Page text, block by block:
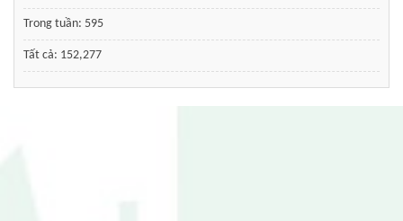
Trong tuần: 595
Tất cả: 152,277